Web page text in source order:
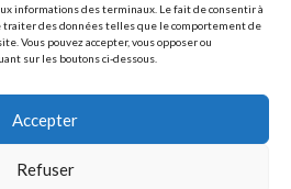
informations des terminaux. Le fait de consentir à
des données telles que le comportement de
Vous pouvez accepter, vous opposer ou
sur les boutons ci-dessous.
Accepter
Refuser
le soleil et la lumière